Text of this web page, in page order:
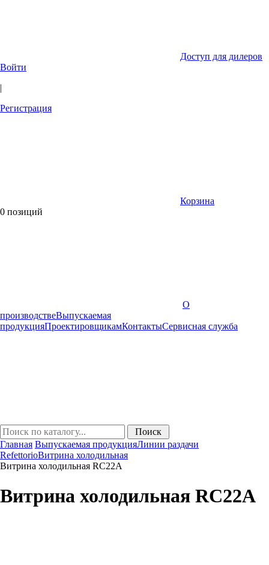
Доступ для дилеров
Войти
|
Регистрация
Корзина
0 позиций
О
производствеВыпускаемая
продукцияПроектировщикамКонтактыCервисная служба
Главная Выпускаемая продукцияЛинии раздачи
RefettorioВитрина холодильная
Витрина холодильная RC22A
Витрина холодильная RC22A